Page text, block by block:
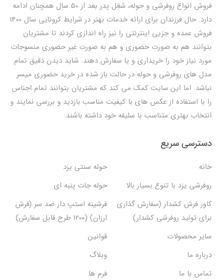
فروش انواع روفرشی و حوله، شغل پدر بعد از 50 سال همچنان ادامه
دارد. حال فرزندان برای ارائه خدمات بهتر در شرایط کرونایی سال 1400
فروش عمده و جزیی اینترنتی را نیز راه اندازی کردند تا مشتریان
بتوانند هم به صورت حضوری و هم به صورت غیر حضوری منسوجات
مورد نیاز خود را خریداری و یا سفارش دهند. شاید دیدن دقیق تمام
مدل های روفرشی و حوله در حالت باز شده در خرید حضوری میسر
نباشد. اما این سایت کمک می کند که مشتریان بتوانند تمام اجناس
را با استفاده از عکس های با کیفیت مناسب بازدید و بررسی نمایند و
انتخاب بهتری متناسب با سلیقه خود داشته باشند.
دسترسی سریع
خانه
حوله سنتی یزد
روفرشی یزد با تنوع بسیار بالا
حوله جات پنبه ای
کاور فرش کشدار (سفارش گذاری
برای تولید روفرشی کشدار)
فرشینه استپ دار ضد سر (فرش
ارزان) (۱۲۰۰ طرح قابل سفارش)
سایر محصولات
قوانین
درباره ما
وبلاگ
تماس با ما
فرم ها